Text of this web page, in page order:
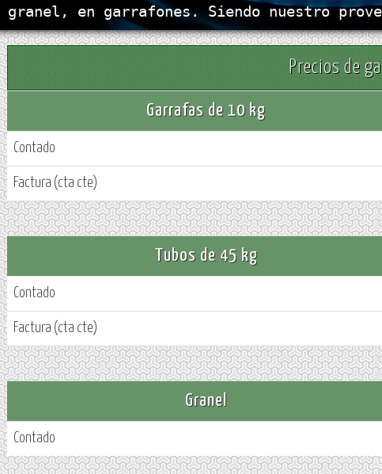
granel, en garrafones. Siendo nuestro
Precios de
Garrafas de 10 kg
Contado
Factura (cta cte)
Tubos de 45 kg
Contado
Factura (cta cte)
Granel
Contado